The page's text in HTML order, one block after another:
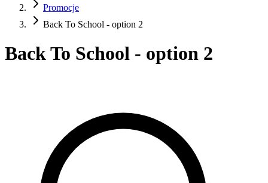
Promocje
Back To School - option 2
Back To School - option 2